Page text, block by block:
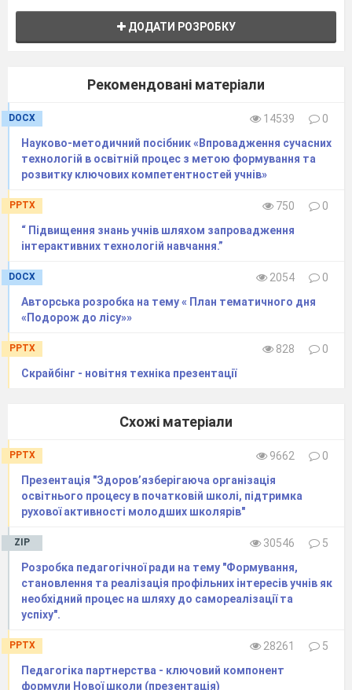
патріотичного виховання дошкільників»
«Система роботи з обдарованими дітьми»
в якому розправляє крила педагогічна
Результативність роботи школи та її
критеріями. Одним із найважливіших показників є
навчального закладу. Це головне завдання
педагогічного колективу, виконання якого дає змогу
якісно навчати дітей, творчо працювати, виховувати
активного громадянина України.
Одним із
інноваційна спрямованість методичної роботи. При
цьомуголовними завданнями оптимізації методичної
роботи
є: уникнення формалізму, подолання
«ознайомлення» з теоретичними розробками, а
системи на активізацію й розвиток творчих здібностей,
ДОДАТИ РОЗРОБКУ
Рекомендовані матеріали
DOCX 14539
0
Науково-методичний посібник «Впровадження сучасних
технологій в освітній процес з метою формування та
розвитку ключових компетентностей учнів»
PPTX 750
0
“ Підвищення знань учнів шляхом запровадження
інтерактивних технологій навчання.”
DOCX 2054
0
Авторська розробка на тему « План тематичного дня
«Подорож до лісу»»
PPTX 828
0
Скрайбінг - новітня техніка презентації
Схожі матеріали
PPTX 9662
0
Презентація "Здоров’язберігаюча організація
освітнього процесу в початковій школі, підтримка
рухової активності молодших школярів"
ZIP 30546
5
Розробка педагогічної ради на тему "Формування,
становлення та реалізація профільних інтересів учнів як
необхідний процес на шляху до самореалізації та
успіху".
PPTX 28261
5
Педагогіка партнерства - ключовий компонент
формули Нової школи (презентація)